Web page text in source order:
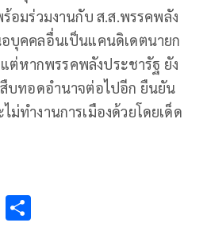
อมร่วมงานกับ ส.ส.พรรคพลัง
บุคคลอื่นเป็นแคนดิเดตนายก
ต่หากพรรคพลังประชารัฐ ยัง
บทอดอำนาจต่อไปอีก ยืนยัน
ม่ทำงานการเมืองด้วยโดยเด็ด
Li